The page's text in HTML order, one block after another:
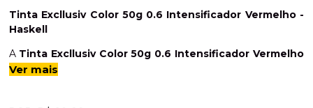
Tinta Excllusiv Color 50g 0.6 Intensificador Vermelho -
Haskell
A Tinta Excllusiv Color 50g 0.6 Intensificador Vermelho
-Haskell
Ver mais